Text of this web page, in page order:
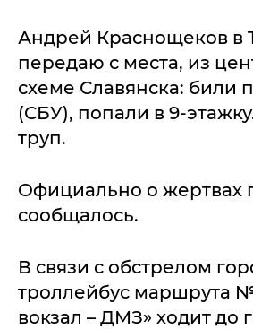
Андрей Краснощеков в
передаю с места, из
схеме Славянска: били
(СБУ), попали в 9-
труп.
Официально о жертвах
сообщалось.
В связи с обстрелом
троллейбус маршрута
вокзал – ДМЗ» ходит до